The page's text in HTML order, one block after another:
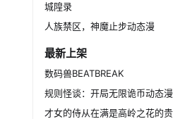
城隍录
人族禁区，神魔止步动态漫
最新上架
数码兽BEATBREAK
规则怪谈：开局无限诡币动态漫